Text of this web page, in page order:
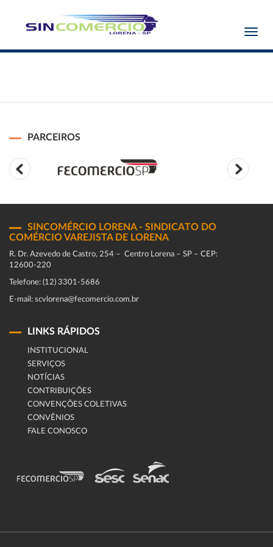
PARCEIROS
SINCOMÉRCIO LORENA - SINDICATO DO
COMÉRCIO VAREJISTA DE LORENA
R. Dr. Azevedo de Castro, 254 – Centro Lorena – SP – CEP:
12600-220
Telefone: (12) 3301-5686
E-mail: scvlorena@fecomercio.com.br
LINKS RÁPIDOS
INSTITUCIONAL
SERVIÇOS
NOTÍCIAS
CONTRIBUIÇÕES
CONVENÇÕES COLETIVAS
CONVÊNIOS
FALE CONOSCO